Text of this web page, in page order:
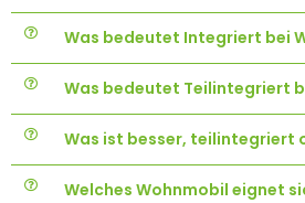
Was bedeutet Integriert bei
Was bedeutet Teilintegriert
Was ist besser, teilintegriert
Welches Wohnmobil eignet